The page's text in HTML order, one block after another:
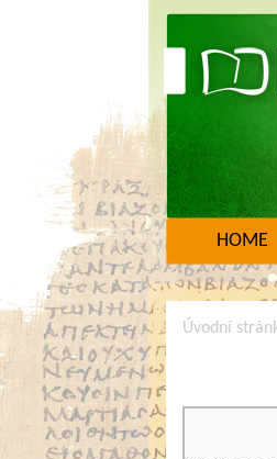
HOME
Úvodní